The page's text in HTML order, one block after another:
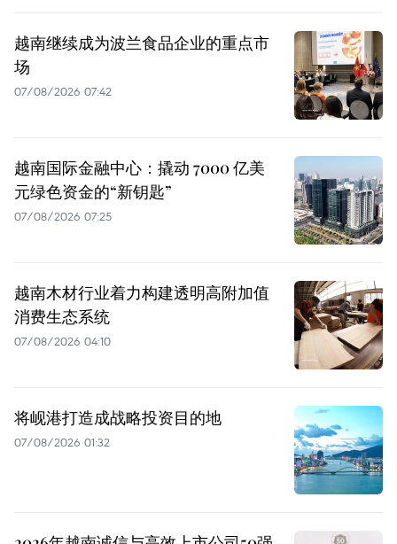
越南继续成为波兰食品企业的重点市
场
07/08/2026 07:42
越南国际金融中心：撬动 7000 亿美
元绿色资金的“新钥匙”
07/08/2026 07:25
越南木材行业着力构建透明高附加值
消费生态系统
07/08/2026 04:10
将岘港打造成战略投资目的地
07/08/2026 01:32